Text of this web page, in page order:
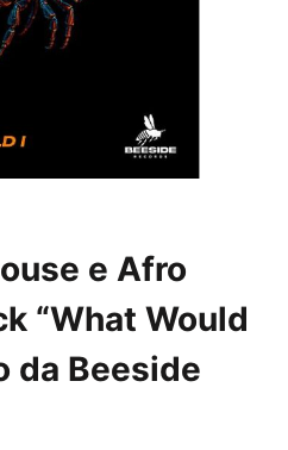
e Afro
“What Would
da Beeside